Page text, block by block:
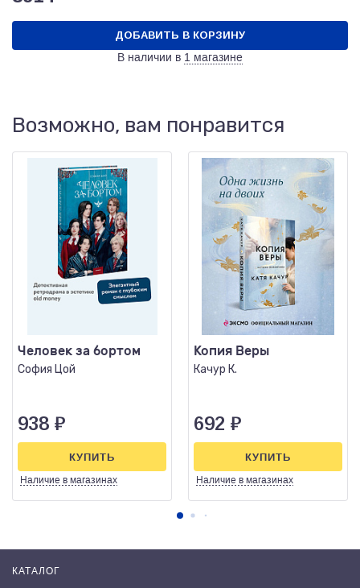
ДОБАВИТЬ В КОРЗИНУ
В наличии в 1 магазине
Возможно, вам понравится
Человек за бортом
София Цой
938 ₽
Наличие в магазинах
КУПИТЬ
Копия Веры
Качур К.
692 ₽
Наличие в магазинах
КУПИТЬ
КАТАЛОГ